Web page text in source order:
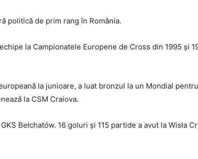
politică de prim rang în România.
la Campionatele Europene de Cross din 1995 și
la junioare, a luat bronzul la un Mondial pentru
la CSM Craiova.
Bełchatów. 16 goluri și 115 partide a avut la Wisła